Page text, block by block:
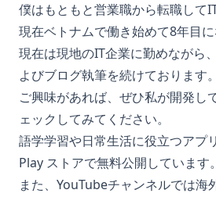
僕はもともと営業職から転職して
現在ベトナムで働き始めて8年目に
現在は現地のIT企業に勤めながら
よびブログ執筆を続けております。
ご興味があれば、ぜひ私が開発し
ェックしてみてください。
語学学習や日常生活に役立つアプ
Play ストアで無料公開しています。
また、YouTubeチャンネルでは海